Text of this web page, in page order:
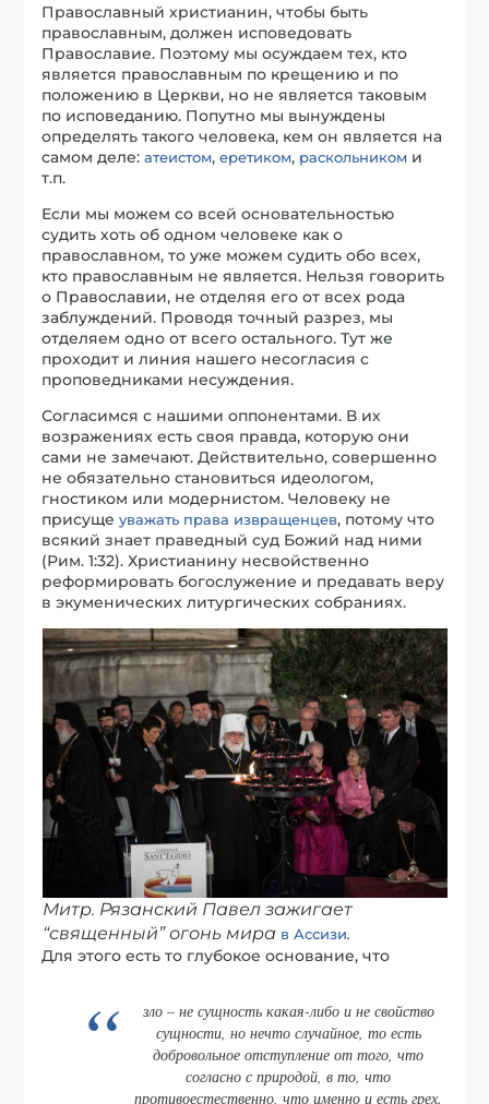
Православный христианин, чтобы быть
православным, должен исповедовать
Православие. Поэтому мы осуждаем тех, кто
является православным по крещению и по
положению в Церкви, но не является таковым
по исповеданию. Попутно мы вынуждены
определять такого человека, кем он является на
самом деле:атеистом,еретиком, раскольником и
т.п.
Если мы можем со всей основательностью
судить хоть об одном человеке как о
православном, то уже можем судить обо всех,
кто православным не является. Нельзя говорить
о Православии, не отделяя его от всех рода
заблуждений. Проводя точный разрез, мы
отделяем одно от всего остального. Тут же
проходит и линия нашего несогласия с
проповедниками несуждения.
Согласимся с нашими оппонентами. В их
возражениях есть своя правда, которую они
сами не замечают. Действительно, совершенно
не обязательно становиться идеологом,
гностиком или модернистом. Человеку не
присущеуважать права извращенцев, потому что
всякий знает праведный суд Божий над ними
(Рим. 1:32). Христианину несвойственно
реформировать богослужение и предавать веру
в экуменических литургических собраниях.
Митр. Рязанский Павел зажигает
“священный” огонь мира в Ассизи.
Для этого есть то глубокое основание, что
зло – не сущность какая-либо и не свойство
сущности, но нечто случайное, то есть
добровольное отступление от того, что
согласно с природой, в то, что
противоестественно, что именно и есть грех.